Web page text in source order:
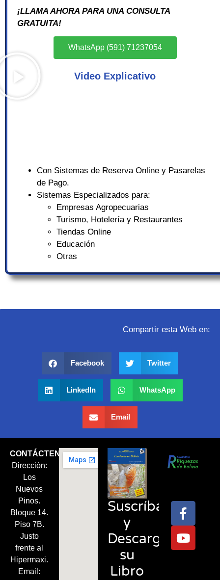
¡LLAMA AHORA PARA UNA CONSULTA
GRATUITA!
WhatsApp (591) 71237054
Video Explicativo
Con Sistemas de Reserva Online y Pasarelas
de Pago.
Sistemas Especializados para:
Empresas Agropecuarias
Turismo, Hotelería y Restaurantes
Tiendas Online
Educación
Otras
Compartir esta Web en:
Facebook Twitter
LinkedIn WhatsApp
Email
CONTÁCTENOS
Dirección:
Los
Nuevos
Pinos.
Bloque 14.
Piso 7B.
Justo
frente al
Hipermaxi.
Email:
Suscríbase
y
Descargue
su
Libro